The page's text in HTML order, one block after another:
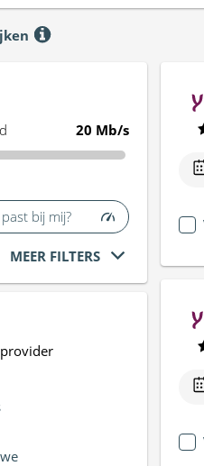
20 Mb/s
bij mij?
MEER FILTERS